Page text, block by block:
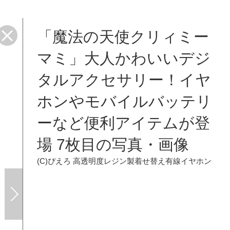
「魔法の天使クリィミー
マミ」大人かわいいデジ
タルアクセサリー！イヤ
ホンやモバイルバッテリ
ーなど便利アイテムが登
場 7枚目の写真・画像
(C)ぴえろ 高透明度レジン製着せ替え有線イヤホン